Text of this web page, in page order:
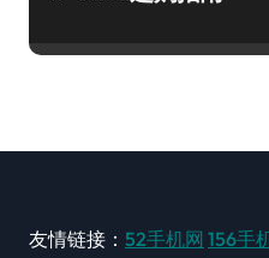
友情链接： 52手机网 156手